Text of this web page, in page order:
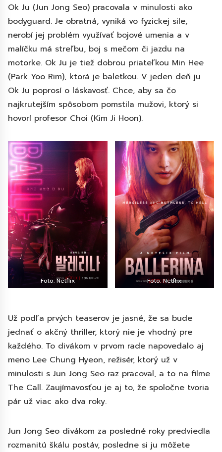
Ok Ju (Jun Jong Seo) pracovala v minulosti ako
bodyguard. Je obratná, vyniká vo fyzickej sile,
nerobí jej problém využívať bojové umenia a v
malíčku má streľbu, boj s mečom či jazdu na
motorke. Ok Ju je tiež dobrou priateľkou Min Hee
(Park Yoo Rim), ktorá je baletkou. V jeden deň ju
Ok Ju poprosí o láskavosť. Chce, aby sa čo
najkrutejším spôsobom pomstila mužovi, ktorý si
hovorí profesor Choi (Kim Ji Hoon).
Foto: Netflix Foto: Netflix
Už podľa prvých teaserov je jasné, že sa bude
jednať o akčný thriller, ktorý nie je vhodný pre
každého. To divákom v prvom rade napovedalo aj
meno Lee Chung Hyeon, režisér, ktorý už v
minulosti s Jun Jong Seo raz pracoval, a to na filme
The Call. Zaujímavosťou je aj to, že spoločne tvoria
pár už viac ako dva roky.
Jun Jong Seo divákom za posledné roky predviedla
rozmanitú škálu postáv, posledne si ju môžete